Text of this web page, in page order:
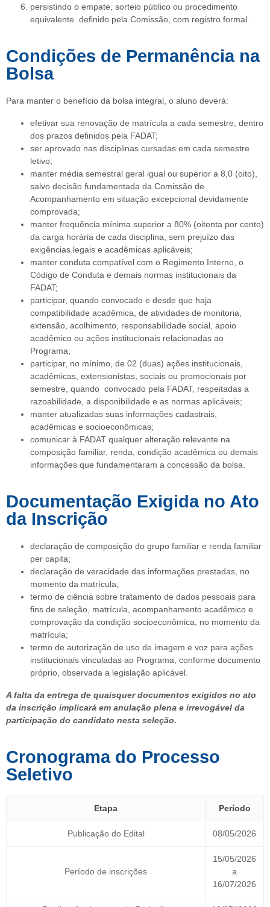
persistindo o empate, sorteio público ou procedimento
equivalente definido pela Comissão, com registro formal.
Condições de Permanência na
Bolsa
Para manter o benefício da bolsa integral, o aluno deverá:
efetivar sua renovação de matrícula a cada semestre, dentro
dos prazos definidos pela FADAT;
ser aprovado nas disciplinas cursadas em cada semestre
letivo;
manter média semestral geral igual ou superior a 8,0 (oito),
salvo decisão fundamentada da Comissão de
Acompanhamento em situação excepcional devidamente
comprovada;
manter frequência mínima superior a 80% (oitenta por cento)
da carga horária de cada disciplina, sem prejuízo das
exigências legais e acadêmicas aplicáveis;
manter conduta compatível com o Regimento Interno, o
Código de Conduta e demais normas institucionais da
FADAT;
participar, quando convocado e desde que haja
compatibilidade acadêmica, de atividades de monitoria,
extensão, acolhimento, responsabilidade social, apoio
acadêmico ou ações institucionais relacionadas ao
Programa;
participar, no mínimo, de 02 (duas) ações institucionais,
acadêmicas, extensionistas, sociais ou promocionais por
semestre, quando convocado pela FADAT, respeitadas a
razoabilidade, a disponibilidade e as normas aplicáveis;
manter atualizadas suas informações cadastrais,
acadêmicas e socioeconômicas;
comunicar à FADAT qualquer alteração relevante na
composição familiar, renda, condição acadêmica ou demais
informações que fundamentaram a concessão da bolsa.
Documentação Exigida no Ato
da Inscrição
declaração de composição do grupo familiar e renda familiar
per capita;
declaração de veracidade das informações prestadas, no
momento da matrícula;
termo de ciência sobre tratamento de dados pessoais para
fins de seleção, matrícula, acompanhamento acadêmico e
comprovação da condição socioeconômica, no momento da
matrícula;
termo de autorização de uso de imagem e voz para ações
institucionais vinculadas ao Programa, conforme documento
próprio, observada a legislação aplicável.
A falta da entrega de quaisquer documentos exigidos no ato
da inscrição implicará em anulação plena e irrevogável da
participação do candidato nesta seleção.
Cronograma do Processo
Seletivo
Etapa Período
Publicação do Edital 08/05/2026
Período de inscrições
15/05/2026
a
16/07/2026